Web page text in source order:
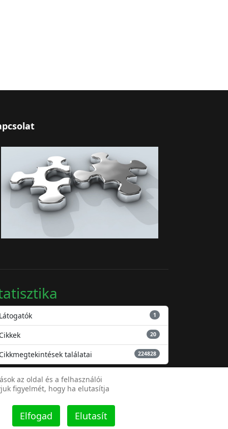
1
20
találatai 224828
az oldal és a felhasználói
figyelmét, hogy ha elutasítja
Elfogad Elutasít